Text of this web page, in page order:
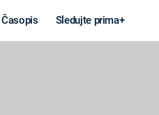
Časopis Sledujte prima+